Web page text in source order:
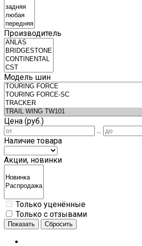
Производитель
Модель шин
Цена (руб.)
...
Наличие товара
Акции, новинки
Только уценённые
Только с отзывами
Показать Сбросить